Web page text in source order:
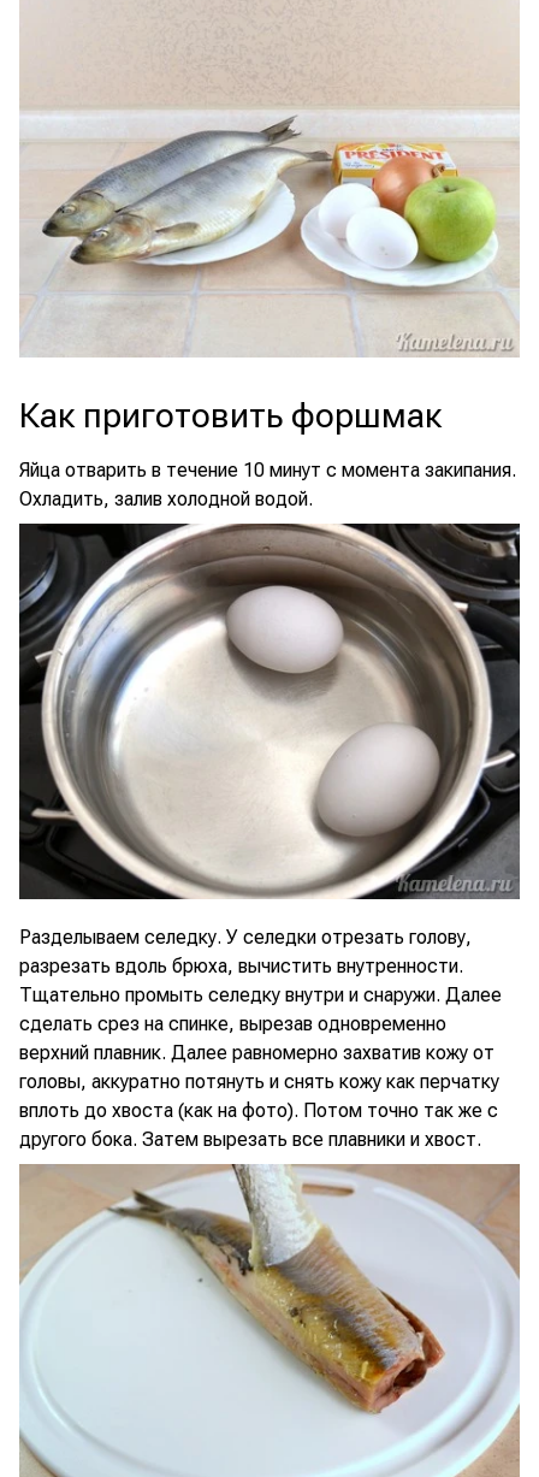
Как приготовить форшмак
Яйца отварить в течение 10 минут с момента закипания.
Охладить, залив холодной водой.
Разделываем селедку. У селедки отрезать голову,
разрезать вдоль брюха, вычистить внутренности.
Тщательно промыть селедку внутри и снаружи. Далее
сделать срез на спинке, вырезав одновременно
верхний плавник. Далее равномерно захватив кожу от
головы, аккуратно потянуть и снять кожу как перчатку
вплоть до хвоста (как на фото). Потом точно так же с
другого бока. Затем вырезать все плавники и хвост.